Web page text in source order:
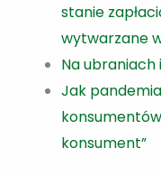
stanie
wytwarzane
Na
Jak
konsument”